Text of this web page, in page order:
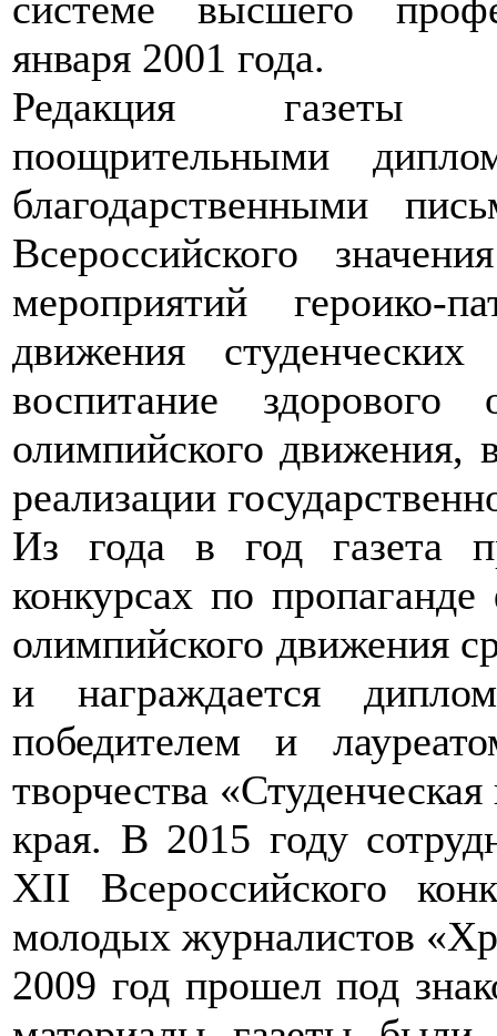
января 2001 года.
Редакция газеты
поощрительными
благодарственными
Всероссийского
мероприятий героико-
движения
воспитание
олимпийского движения,
реализации
Из года в год газета
конкурсах по
олимпийского движения
и награждается
победителем и
творчества
края. В 2015 году
XII Всероссийского
молодых журналистов
2009 год прошел под